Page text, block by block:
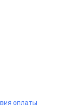
оплаты